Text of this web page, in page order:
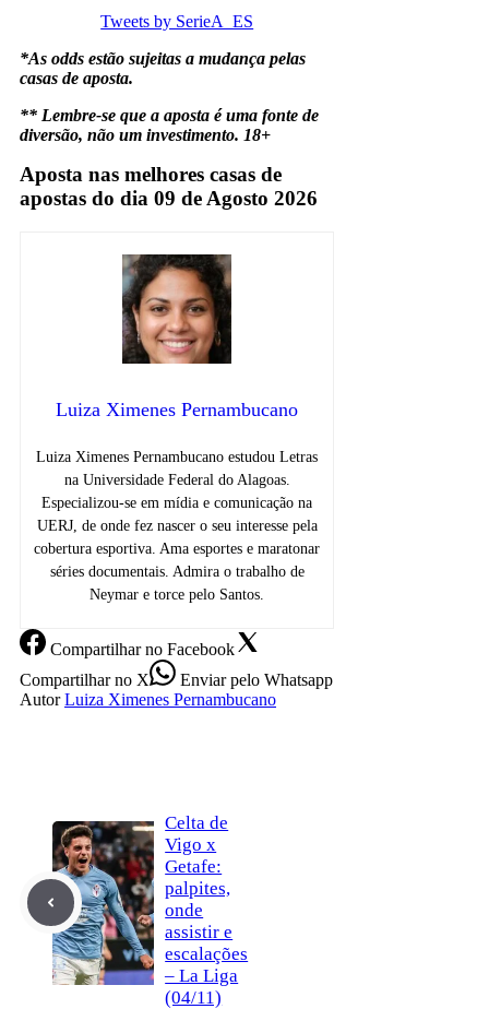
Tweets by SerieA_ES
*As odds estão sujeitas a mudança pelas
casas de aposta.
** Lembre-se que a aposta é uma fonte de
diversão, não um investimento. 18+
Aposta nas melhores casas de
apostas do dia 09 de Agosto 2026
Luiza Ximenes Pernambucano
Luiza Ximenes Pernambucano estudou Letras
na Universidade Federal do Alagoas.
Especializou-se em mídia e comunicação na
UERJ, de onde fez nascer o seu interesse pela
cobertura esportiva. Ama esportes e maratonar
séries documentais. Admira o trabalho de
Neymar e torce pelo Santos.
Compartilharno Facebook
Compartilharno X Enviarpelo Whatsapp
Autor Luiza Ximenes Pernambucano
Celta de
Vigo x
Getafe:
palpites,
onde
assistir e
escalações
– La Liga
(04/11)